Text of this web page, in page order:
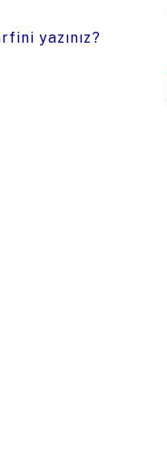
yazınız?